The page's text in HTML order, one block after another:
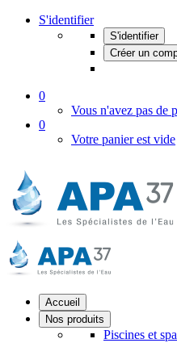
S'identifier
S'identifier
Créer un
0
Vous n'avez pas de
0
Votre panier est vide
Accueil
Nos produits
Piscines et